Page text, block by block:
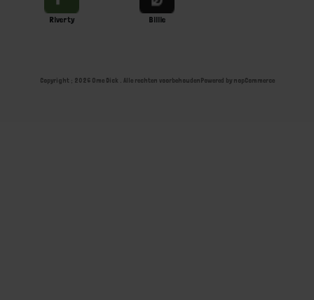
Riverty Billie
Copyright ; 2026 Ome Dick . Alle rechten voorbehoudenPowered by nopCommerce